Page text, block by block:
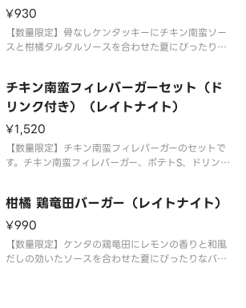
¥930
【数量限定】骨なしケンタッキーにチキン南蛮ソー
スと柑橘タルタルソースを合わせた夏にぴったりな
らかじめご了承ください。
チキン南蛮フィレバーガーセット（ド
リンク付き）（レイトナイト）
¥1,520
【数量限定】チキン南蛮フィレバーガーのセットで
す。チキン南蛮フィレバーガー、ポテトS、ドリンク
あらかじめご了承ください。
柑橘 鶏竜田バーガー（レイトナイト）
¥990
【数量限定】ケンタの鶏竜田にレモンの香りと和風
だしの効いたソースを合わせた夏にぴったりなバー